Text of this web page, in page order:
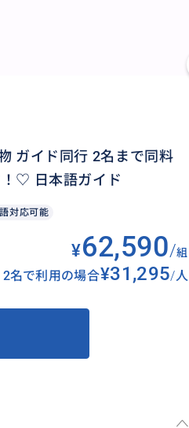
ガイド同行 2名まで同料
♡ 日本語ガイド
対応可能
¥62,590/組
2名で利用の場合 ¥31,295/人